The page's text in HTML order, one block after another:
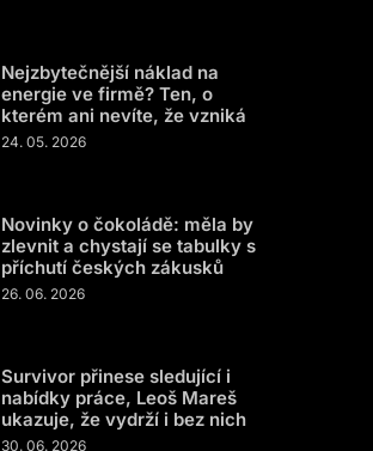
Nejzbytečnější náklad na
energie ve firmě? Ten, o
kterém ani nevíte, že vzniká
24. 05. 2026
Novinky o čokoládě: měla by
zlevnit a chystají se tabulky s
příchutí českých zákusků
26. 06. 2026
Survivor přinese sledující i
nabídky práce, Leoš Mareš
ukazuje, že vydrží i bez nich
30. 06. 2026